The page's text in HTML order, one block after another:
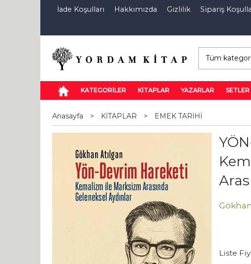
İade Koşulları Hakkımızda Gizlilik Sipariş
KATEGORİLER KİTAPLAR YAZARLAR SETLER
Anasayfa > KİTAPLAR > EMEK TARİHİ
Liste